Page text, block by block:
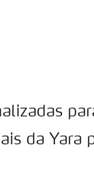
da Yara